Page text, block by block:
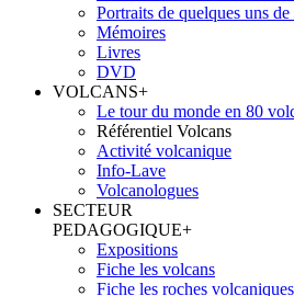
Portraits de quelques uns de
Mémoires
Livres
DVD
VOLCANS+
Le tour du monde en 80
Référentiel Volcans
Activité volcanique
Info-Lave
Volcanologues
SECTEUR
PEDAGOGIQUE+
Expositions
Fiche les volcans
Fiche les roches volcaniques